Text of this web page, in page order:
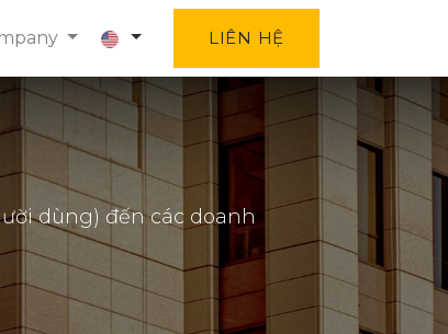
LIÊN HỆ
dùng) đến các doanh